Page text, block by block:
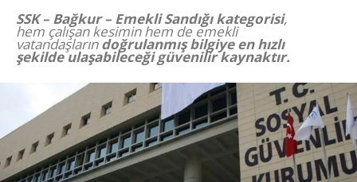
SSK – Bağkur – Emekli Sandığı kategorisi,
hem çalışan kesimin hem de emekli
vatandaşlarındoğrulanmış bilgiye en hızlı
şekilde ulaşabileceği güvenilir kaynaktır.